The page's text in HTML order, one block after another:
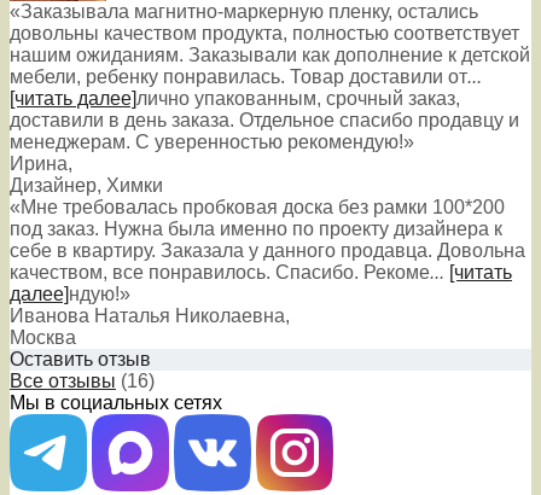
«Заказывала магнитно-маркерную пленку, остались
довольны качеством продукта, полностью соответствует
нашим ожиданиям. Заказывали как дополнение к детской
мебели, ребенку понравилась. Товар доставили от...
[читать далее]лично упакованным, срочный заказ,
доставили в день заказа. Отдельное спасибо продавцу и
менеджерам. С уверенностью рекомендую!»
Ирина,
Дизайнер, Химки
«Мне требовалась пробковая доска без рамки 100*200
под заказ. Нужна была именно по проекту дизайнера к
себе в квартиру. Заказала у данного продавца. Довольна
качеством, все понравилось. Спасибо. Рекоме... [читать
далее]ндую!»
Иванова Наталья Николаевна,
Москва
Оставить отзыв
Все отзывы (16)
Мы в социальных сетях